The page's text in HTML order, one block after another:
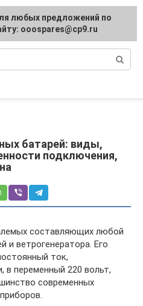
ремонт
батарей: виды,
подключения,
составляющих любой
и ветрогенератора. Его
ток,
переменный 220 вольт,
современных
любых предложений по
ooospares@cp9.ru